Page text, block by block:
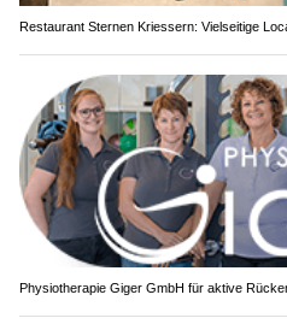
Restaurant Sternen Kriessern: Vielseitige
Physiotherapie Giger GmbH für aktive